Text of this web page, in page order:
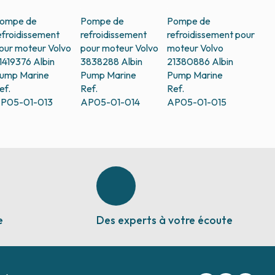
de
moteur Volvo
Albin
Marine
01-013
Pompe de
refroidissement
pour moteur Volvo
3838288 Albin
Pump Marine
Ref.
AP05-01-014
Pompe de
refroidissement pour
moteur Volvo
21380886 Albin
Pump Marine
Ref.
AP05-01-015
Des experts à votre écoute